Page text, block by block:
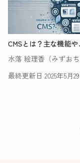
CMSとは？主な機能
水落 絵理香（みずおち
最終更新日 2025年5月